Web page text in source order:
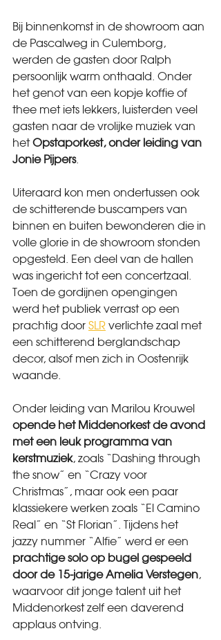
Bij binnenkomst in de showroom aan
de Pascalweg in Culemborg,
werden de gasten door Ralph
persoonlijk warm onthaald. Onder
het genot van een kopje koffie of
thee met iets lekkers, luisterden veel
gasten naar de vrolijke muziek van
het Opstaporkest, onder leiding van
Jonie Pijpers.
Uiteraard kon men ondertussen ook
de schitterende buscampers van
binnen en buiten bewonderen die in
volle glorie in de showroom stonden
opgesteld. Een deel van de hallen
was ingericht tot een concertzaal.
Toen de gordijnen opengingen
werd het publiek verrast op een
prachtig door SLR verlichte zaal met
een schitterend berglandschap
decor, alsof men zich in Oostenrijk
waande.
Onder leiding van Marilou Krouwel
opende het Middenorkest de avond
met een leuk programma van
kerstmuziek, zoals “Dashing through
the snow” en “Crazy voor
Christmas”, maar ook een paar
klassiekere werken zoals “El Camino
Real” en “St Florian”. Tijdens het
jazzy nummer “Alfie” werd er een
prachtige solo op bugel gespeeld
door de 15-jarige Amelia Verstegen,
waarvoor dit jonge talent uit het
Middenorkest zelf een daverend
applaus ontving.